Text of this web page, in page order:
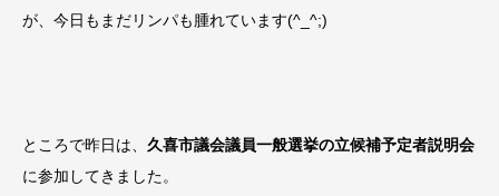
が、今日もまだリンパも腫れています(^_^;)
ところで昨日は、 久喜市議会議員一般選挙の立候補予定者説明会
に参加してきました。